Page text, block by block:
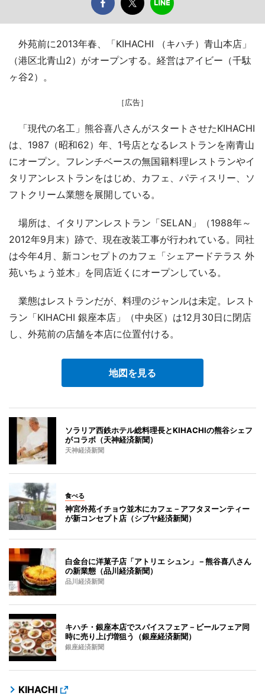
外苑前に2013年春、「KIHACHI （キハチ）青山本店」
（港区北青山2）がオープンする。経営はアイビー（千駄
ヶ谷2）。
［広告］
「現代の名工」熊谷喜八さんがスタートさせたKIHACHI
は、1987（昭和62）年、1号店となるレストランを南青山
にオープン。フレンチベースの無国籍料理レストランやイ
タリアンレストランをはじめ、カフェ、パティスリー、ソ
フトクリーム業態を展開している。
場所は、イタリアンレストラン「SELAN」（1988年～
2012年9月末）跡で、現在改装工事が行われている。同社
は今年4月、新コンセプトのカフェ「シェアードテラス 外
苑いちょう並木」を同店近くにオープンしている。
業態はレストランだが、料理のジャンルは未定。レスト
ラン「KIHACHI 銀座本店」（中央区）は12月30日に閉店
し、外苑前の店舗を本店に位置付ける。
地図を見る
ソラリア西鉄ホテル総料理長とKIHACHIの熊谷シェフ
がコラボ（天神経済新聞）
天神経済新聞
食べる
神宮外苑イチョウ並木にカフェ－アフタヌーンティー
が新コンセプト店（シブヤ経済新聞）
白金台に洋菓子店「アトリエ シュン」－熊谷喜八さん
の新業態（品川経済新聞）
品川経済新聞
キハチ・銀座本店でスパイスフェア－ビールフェア同
時に売り上げ増狙う（銀座経済新聞）
銀座経済新聞
KIHACHI